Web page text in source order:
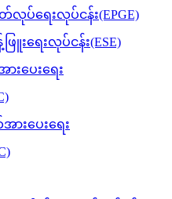
ပ်ရေးလုပ်ငန်း(EPGE)
ြူးရေးလုပ်ငန်း(ESE)
းပေးရေး
ားပေးရေး